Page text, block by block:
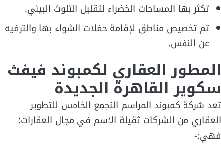
تكثر بها المساحات الخضراء لتقليل التلوث البيئي.
تم تخصيص مناطق لإقامة حفلات الشواء بها والترفيه
عن النفس.
المطور العقاري لكمبوند فيفث
سكوير القاهرة الجديدة
تعد شركة كمبوند المراسم التجمع الخامس للتطوير
العقاري من الشركات ثقيلة الاسم في مجال العقارات؛
فهي:-